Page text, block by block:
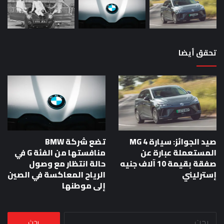
تحقق أيضا
صيد الجوائز: سيارة MG 4
المستعملة عبارة عن
صفقة بقيمة 10 آلاف جنيه
إسترليني
تضع شركة BMW
منافستها من الفئة G في
حالة انتظار مع وصول
الرياح المعاكسة في الصين
إلى موطنها
البحث